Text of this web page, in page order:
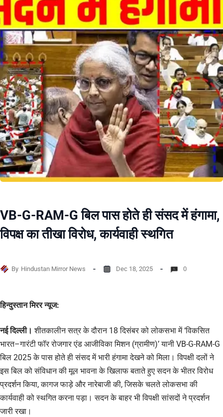
VB-G-RAM-G बिल पास होते ही संसद में हंगामा,
विपक्ष का तीखा विरोध, कार्यवाही स्थगित
By Hindustan Mirror News Dec 18, 2025 0
हिन्दुस्तान मिरर न्यूज:
नई दिल्ली।शीतकालीन सत्र के दौरान 18 दिसंबर को लोकसभा में ‘विकसित
भारत–गारंटी फॉर रोजगार एंड आजीविका मिशन (ग्रामीण)’ यानी VB-G-RAM-G
बिल 2025 के पास होते ही संसद में भारी हंगामा देखने को मिला। विपक्षी दलों ने
इस बिल को संविधान की मूल भावना के खिलाफ बताते हुए सदन के भीतर विरोध
प्रदर्शन किया, कागज फाड़े और नारेबाजी की, जिसके चलते लोकसभा की
कार्यवाही को स्थगित करना पड़ा। सदन के बाहर भी विपक्षी सांसदों ने प्रदर्शन
जारी रखा।